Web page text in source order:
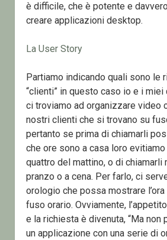
è difficile, che è potente e
creare applicazioni desktop.
La User Story
Partiamo indicando quali sono le
“clienti” in questo caso io e i
ci troviamo ad organizzare video
nostri clienti che si trovano su
pertanto se prima di chiamarli
che ore sono a casa loro
quattro del mattino, o di chiamarli
pranzo o a cena. Per farlo, ci
orologio che possa mostrare
fuso orario. Ovviamente,
e la richiesta è divenuta, “Ma non
un applicazione con una serie di